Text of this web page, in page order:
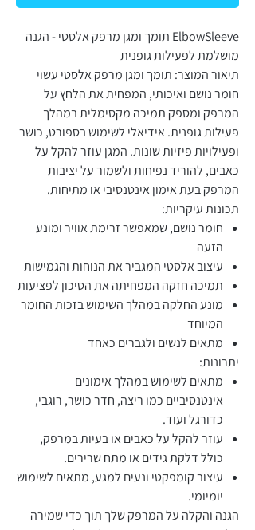
ElbowSleeve תומך ומגן מרפק אלסטי - הגנה
מושלמת לפעילות גופנית
תיאור המוצר: תומך ומגן מרפק אלסטי עשוי
חומר נושם ואיכותי, המפחית את הלחץ על
המרפק ומספק תמיכה מקסימלית במהלך
פעילות גופנית. אידיאלי לשימוש בספורט, כושר
ופעילויות פיזיות שונות. המגן עוזר להקל על
כאבים, להוריד נפיחות ולשמור על יציבות
המרפק בעת אימון אינטנסיבי או מתיחות.
תכונות עיקריות:
חומר נושם, שמאפשר זרימת אוויר ומונע
הזעה
עיצוב אלסטי המגביר את הנוחות והגמישות
תמיכה חזקה המפחיתה את הסיכון לפציעות
מונע החלקה במהלך השימוש בזכות החומר
המיוחד
מתאים לנשים ולגברים כאחד
יתרונות:
מתאים לשימוש במהלך אימונים
אינטנסיביים כמו ריצה, חדר כושר, רוגבי,
כדורגל ועוד.
עוזר להקל על כאבים או בעיות במרפק,
כולל דלקת גידים או מתח שרירים.
עיצוב קומפקטי ונעים למגע, מתאים לשימוש
יומיומי.
הגנה והקלה על המרפק שלך תוך כדי שמירה